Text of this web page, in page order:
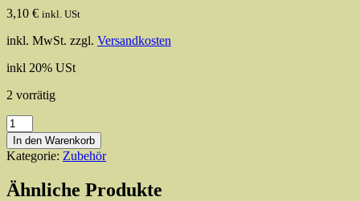
3,10 € inkl. USt
inkl. MwSt. zzgl. Versandkosten
inkl 20% USt
2 vorrätig
Nadelstärkenmesser
mit
integrietem
Messer
Menge
In den Warenkorb
Kategorie: Zubehör
Ähnliche Produkte